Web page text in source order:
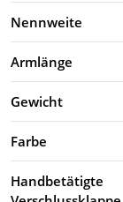
Nennweite
Armlänge
Gewicht
Farbe
Handbetätigte